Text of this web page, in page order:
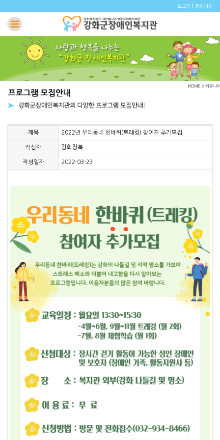
로그인 회원가입
제목 2022년 우리동네 한바퀴(트레킹) 참여자 추가모집
작성자 강화장복
작성일자 2022-03-23